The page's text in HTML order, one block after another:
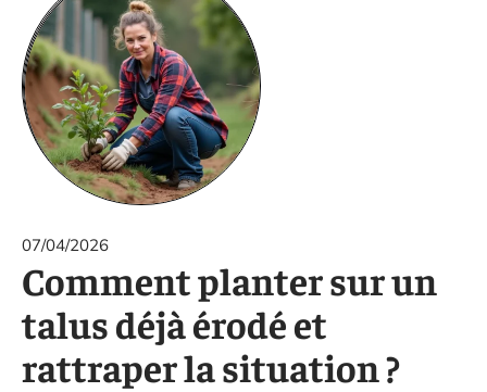
07/04/2026
Comment planter sur un
talus déjà érodé et
rattraper la situation ?